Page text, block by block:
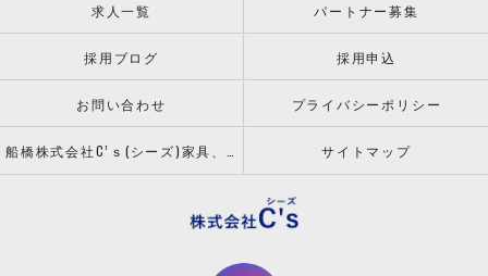
求人一覧 パートナー募集
採用ブログ 採用申込
お問い合わせ プライバシーポリシー
サイトマップ